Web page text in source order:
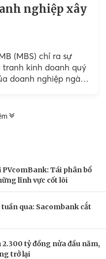
nghiệp xây
(MBS) chỉ ra sự
kinh doanh quý
doanh nghiệp ngành
Tái phân bổ
lĩnh vực cốt lõi
qua: Sacombank cắt
tỷ đồng nửa đầu năm,
trở lại